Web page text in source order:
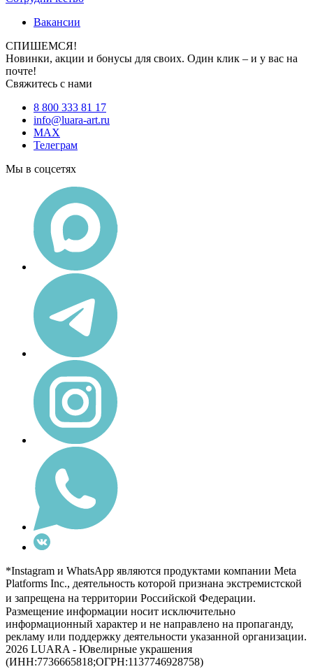
Вакансии
СПИШЕМСЯ!
Новинки, акции и бонусы для своих. Один клик – и у вас на
почте!
Свяжитесь с нами
8 800 333 81 17
info@luara-art.ru
MAX
Телеграм
Мы в соцсетях
*Instagram и WhatsApp являются продуктами компании Meta
Platforms Inc., деятельность которой признана экстремистской
и запрещена на территории Российской Федерации.
Размещение информации носит исключительно
информационный характер и не направлено на пропаганду,
рекламу или поддержку деятельности указанной организации.
2026 LUARA - Ювелирные украшения
(ИНН:7736665818;ОГРН:1137746928758)